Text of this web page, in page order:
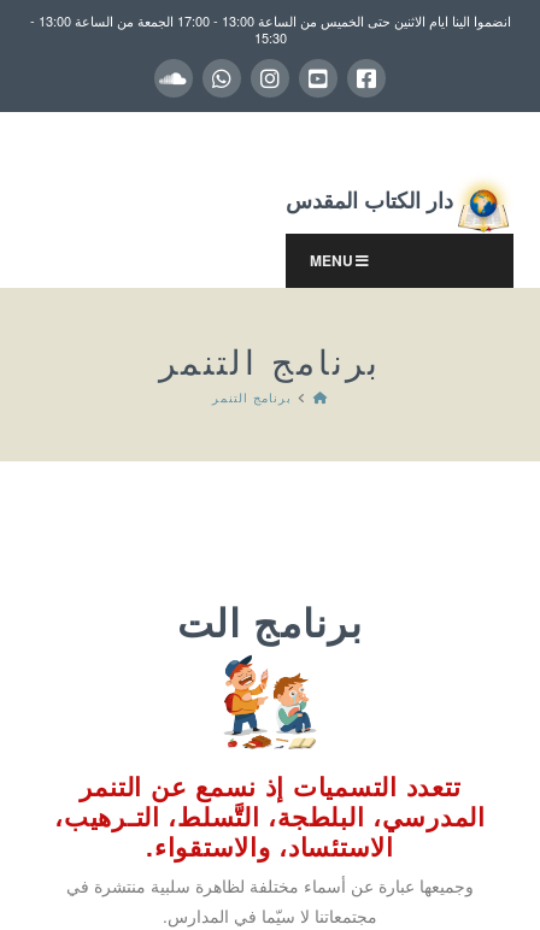
انضموا الينا ايام الاثنين حتى الخميس من الساعة 13:00 - 17:00 الجمعة من الساعة 13:00 -
15:30
دار الكتاب المقدس
MENU
برنامج التنمر
HOMEبرنامج التنمر
برنامج ال
تتعدد التسميات إذ نسمع عن التنمر
المدرسي، البلطجة، التَّسلط، التـرهيب،
الاستئساد، والاستقواء.
وجميعها عبارة عن أسماء مختلفة لظاهرة سلبية منتشرة في
مجتمعاتنا لا سيّما في المدارس.